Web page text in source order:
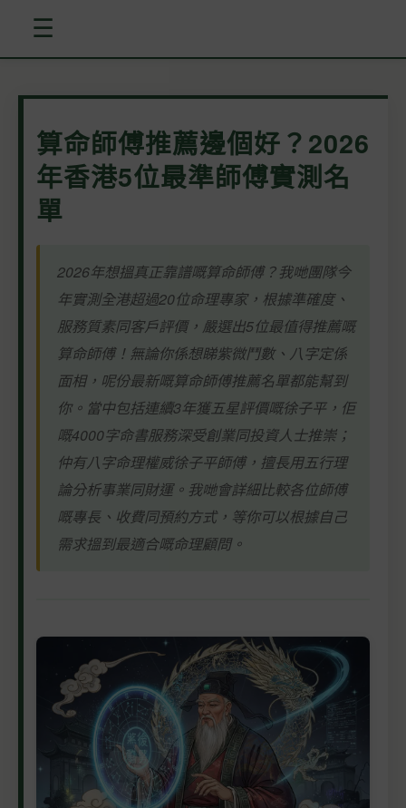
☰
算命師傅推薦邊個好？2026
年香港5位最準師傅實測名
單
2026年想搵真正靠譜嘅算命師傅？我哋團隊今
年實測全港超過20位命理專家，根據準確度、
服務質素同客戶評價，嚴選出5位最值得推薦嘅
算命師傅！無論你係想睇紫微鬥數、八字定係
面相，呢份最新嘅算命師傅推薦名單都能幫到
你。當中包括連續3年獲五星評價嘅徐子平，佢
嘅4000字命書服務深受創業同投資人士推崇；
仲有八字命理權威徐子平師傅，擅長用五行理
論分析事業同財運。我哋會詳細比較各位師傅
嘅專長、收費同預約方式，等你可以根據自己
需求搵到最適合嘅命理顧問。